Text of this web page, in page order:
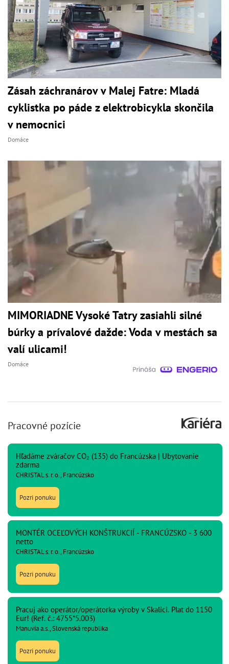
Zásah záchranárov v Malej Fatre: Mladá
cyklistka po páde z elektrobicykla skončila
v nemocnici
Domáce
MIMORIADNE Vysoké Tatry zasiahli silné
búrky a prívalové dažde: Voda v mestách sa
valí ulicami!
Domáce
Pracovné pozície
Hľadáme zváračov CO₂ (135) do Francúzska | Ubytovanie
zdarma
CHRISTAL s. r. o., Francúzsko
Pozri ponuku
MONTÉR OCEĽOVÝCH KONŠTRUKCIÍ - FRANCÚZSKO - 3 600
netto
CHRISTAL s. r. o., Francúzsko
Pozri ponuku
Pracuj ako operátor/operátorka výroby v Skalici. Plat do 1150
Eur! (Ref. č.: 4755*5.003)
Manuvia a.s., Slovenská republika
Pozri ponuku